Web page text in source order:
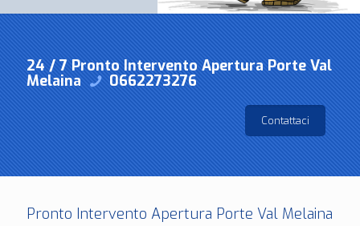
24 / 7 Pronto Intervento Apertura Porte Val
Melaina 0662273276
Contattaci
Pronto Intervento Apertura Porte Val Melaina